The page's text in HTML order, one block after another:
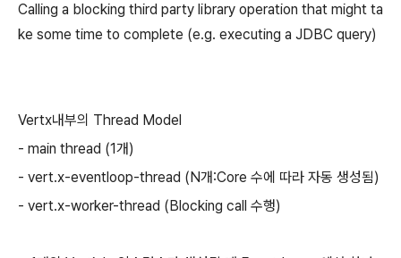
Calling a blocking third party library operation that might ta
ke some time to complete (e.g. executing a JDBC query)
Vertx내부의 Thread Model
- main thread (1개)
- vert.x-eventloop-thread (N개:Core 수에 따라 자동 생성됨)
- vert.x-worker-thread (Blocking call 수행)